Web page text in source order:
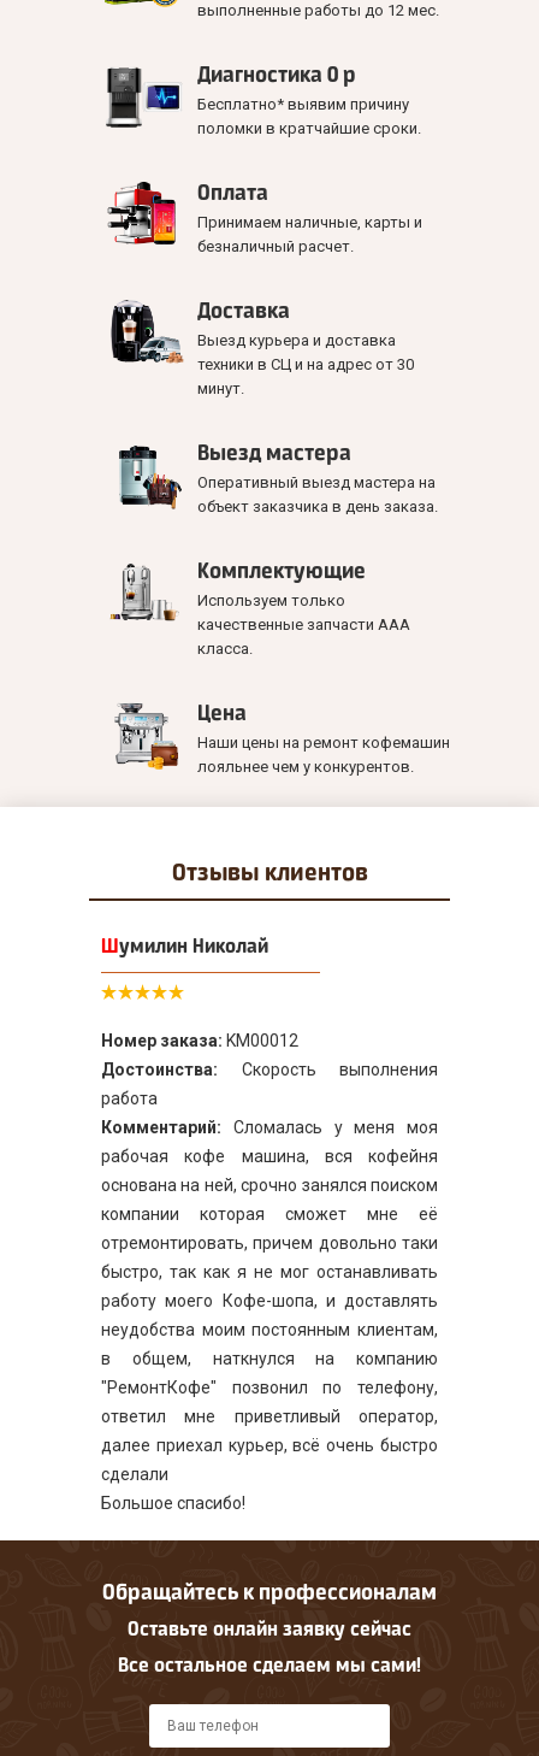
выполненные работы до 12 мес.
Диагностика 0 р
Бесплатно* выявим причину
поломки в кратчайшие сроки.
Оплата
Принимаем наличные, карты и
безналичный расчет.
Доставка
Выезд курьера и доставка
техники в СЦ и на адрес от 30
минут.
Выезд мастера
Оперативный выезд мастера на
объект заказчика в день заказа.
Комплектующие
Используем только
качественные запчасти ААА
класса.
Цена
Наши цены на ремонт кофемашин
лояльнее чем у конкурентов.
Отзывы клиентов
Шумилин Николай
Номер заказа: KM00012
Достоинства: Скорость выполнения
работа
Комментарий: Сломалась у меня моя
рабочая кофе машина, вся кофейня
основана на ней, срочно занялся поиском
компании которая сможет мне её
отремонтировать, причем довольно таки
быстро, так как я не мог останавливать
работу моего Кофе-шопа, и доставлять
неудобства моим постоянным клиентам,
в общем, наткнулся на компанию
"РемонтКофе" позвонил по телефону,
ответил мне приветливый оператор,
далее приехал курьер, всё очень быстро
сделали
Большое спасибо!
Обращайтесь к профессионалам
Оставьте онлайн заявку сейчас
Все остальное сделаем мы сами!